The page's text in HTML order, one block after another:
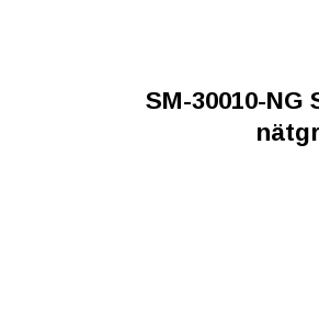
SM-30010-NG